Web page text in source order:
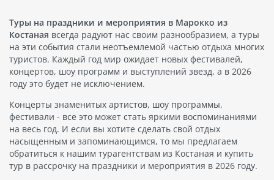
Туры на праздники и мероприятия в Марокко из
Костаная всегда радуют нас своим разнообразием, а туры
на эти события стали неотъемлемой частью отдыха многих
туристов. Каждый год мир ожидает новых фестивалей,
концертов, шоу программ и выступлений звезд, а в 2026
году это будет не исключением.
Концерты знаменитых артистов, шоу программы,
фестивали - все это может стать яркими воспоминаниями
на весь год. И если вы хотите сделать свой отдых
насыщенным и запоминающимся, то мы предлагаем
обратиться к нашим турагентствам из Костаная и купить
тур в рассрочку на праздники и мероприятия в 2026 году.